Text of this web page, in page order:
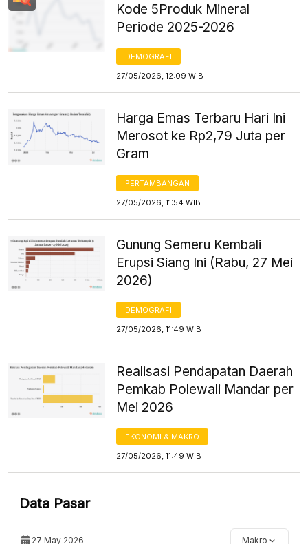
Kode 5Produk Mineral
Periode 2025-2026
DEMOGRAFI
27/05/2026, 12:09 WIB
Harga Emas Terbaru Hari Ini
Merosot ke Rp2,79 Juta per
Gram
PERTAMBANGAN
27/05/2026, 11:54 WIB
Gunung Semeru Kembali
Erupsi Siang Ini (Rabu, 27 Mei
2026)
DEMOGRAFI
27/05/2026, 11:49 WIB
Realisasi Pendapatan Daerah
Pemkab Polewali Mandar per
Mei 2026
EKONOMI & MAKRO
27/05/2026, 11:49 WIB
Data Pasar
27 May 2026 Makro